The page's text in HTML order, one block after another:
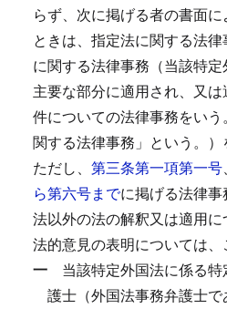
らず、次に掲げる者の書面
ときは、指定法に関する法
に関する法律事務（当該特
主要な部分に適用され、又
件についての法律事務をい
関する法律事務」という。）
ただし、 第三条第一項第一号、
ら第六号までに掲げる法律
法以外の法の解釈又は適用
法的意見の表明については、
一 当該特定外国法に係る
護士（外国法事務弁護士